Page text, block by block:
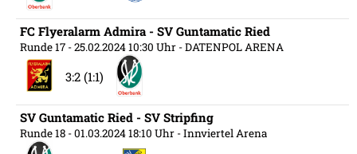
FC Flyeralarm Admira - SV Guntamatic Ried
Runde 17 - 25.02.2024 10:30 Uhr - DATENPOL ARENA
3:2 (1:1)
SV Guntamatic Ried - SV Stripfing
Runde 18 - 01.03.2024 18:10 Uhr - Innviertel Arena